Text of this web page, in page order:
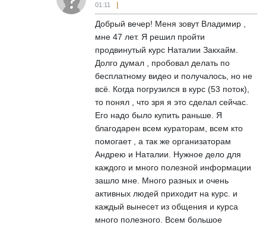
01:11
Добрый вечер! Меня зовут Владимир ,
мне 47 лет. Я решил пройти
продвинутый курс Наталии Закхайм.
Долго думал , пробовал делать по
бесплатному видео и получалось, но не
всё. Когда погрузился в курс (53 поток),
то понял , что зря я это сделал сейчас.
Его надо было купить раньше. Я
благодарен всем кураторам, всем кто
помогает , а так же организаторам
Андрею и Наталии. Нужное дело для
каждого и много полезной информации
зашло мне. Много разных и очень
активных людей приходит на курс. и
каждый вынесет из общения и курса
много полезного. Всем большое